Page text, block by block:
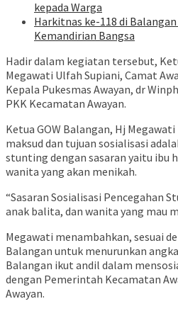
kepada Warga
Harkitnas ke-118 di
Kemandirian Bangsa
Hadir dalam kegiatan tersebut,
Megawati Ulfah Supiani, Camat
Kepala Pukesmas Awayan, dr
PKK Kecamatan Awayan.
Ketua GOW Balangan, Hj
maksud dan tujuan sosialisasi
stunting dengan sasaran yaitu ibu
wanita yang akan menikah.
“Sasaran Sosialisasi Pencegahan
anak balita, dan wanita yang mau
Megawati menambahkan, sesuai
Balangan untuk menurunkan
Balangan ikut andil dalam
dengan Pemerintah Kecamatan
Awayan.